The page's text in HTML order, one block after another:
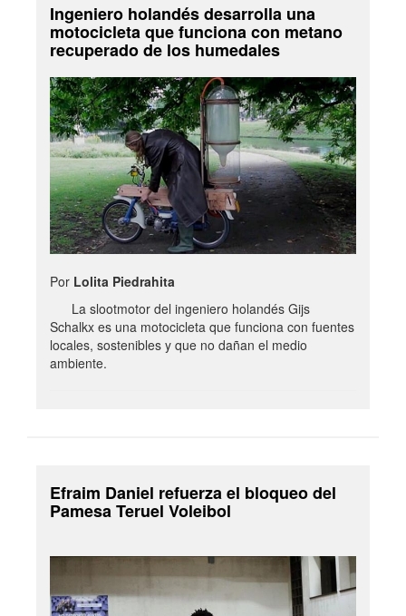
Ingeniero holandés desarrolla una
motocicleta que funciona con metano
recuperado de los humedales
Por Lolita Piedrahita
La slootmotor del ingeniero holandés Gijs
Schalkx es una motocicleta que funciona con fuentes
locales, sostenibles y que no dañan el medio
ambiente.
Efraim Daniel refuerza el bloqueo del
Pamesa Teruel Voleibol